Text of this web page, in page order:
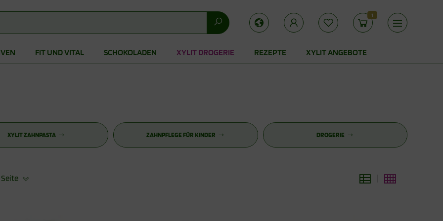
1
FIT UND VITAL SCHOKOLADEN XYLIT DROGERIE REZEPTE XYLIT ANGEBOTE
XYLIT ZAHNPASTA ZAHNPFLEGE FÜR KINDER DROGERIE